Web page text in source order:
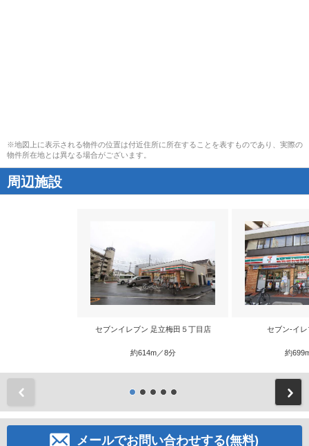
※地図上に表示される物件の位置は付近住所に所在することを表すものであり、実際の
物件所在地とは異なる場合がございます。
周辺施設
セブンイレブン 足立梅田５丁目店
約614m／8分
セブン‐イ
約
メールでお問い合わせする(無料)